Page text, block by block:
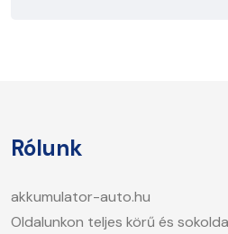
Rólunk
akkumulator-auto.hu
Oldalunkon teljes körű és